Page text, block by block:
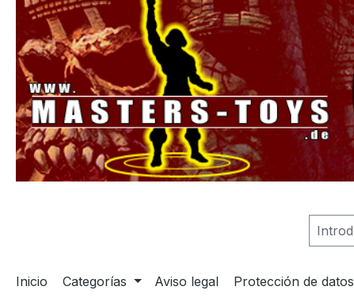
Saltar a la navegación principal
Inicio Categorías Aviso legal Protección de datos